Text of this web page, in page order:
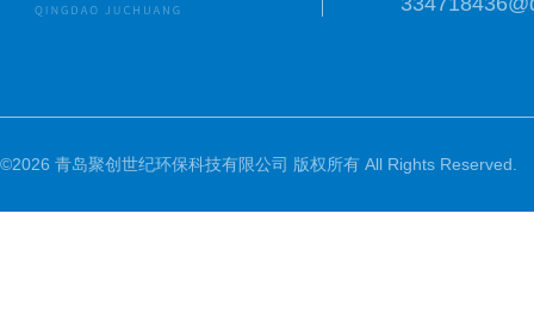
©2026 青岛聚创世纪环保科技有限公司 版权所有 All Rights Reserved.